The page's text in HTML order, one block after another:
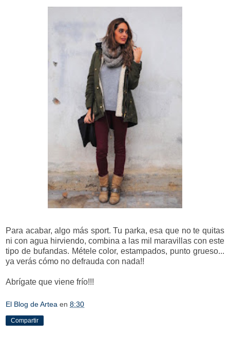
Para acabar, algo más sport. Tu parka, esa que no te quitas
ni con agua hirviendo, combina a las mil maravillas con este
tipo de bufandas. Métele color, estampados, punto grueso...
ya verás cómo no defrauda con nada!!
Abrígate que viene frío!!!
El Blog de Artea en 8:30
Compartir